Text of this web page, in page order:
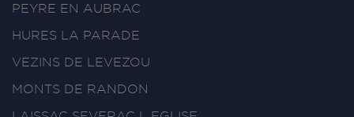
PEYRE EN AUBRAC
HURES LA PARADE
VEZINS DE LEVEZOU
MONTS DE RANDON